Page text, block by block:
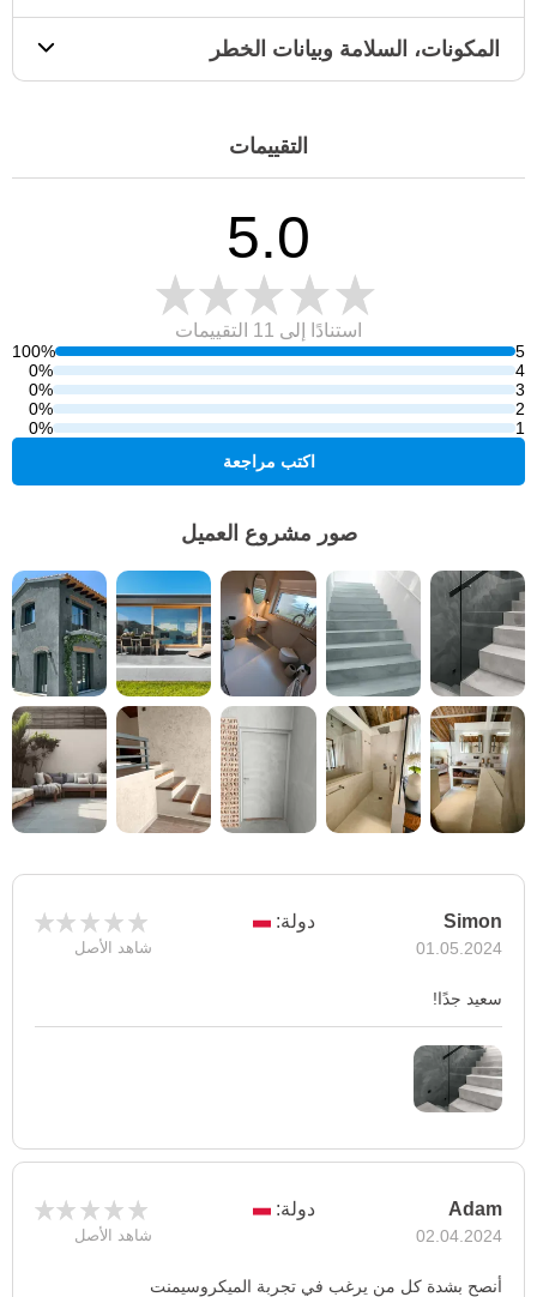
المكونات، السلامة وبيانات الخطر
التقييمات
5
100%
4
0%
3
0%
2
0%
1
0%
5.0
استنادًا إلى 11 التقييمات
اكتب مراجعة
صور مشروع العميل
Simon
01.05.2024
دولة:
شاهد الأصل
سعيد جدًا!
Adam
02.04.2024
دولة:
شاهد الأصل
أنصح بشدة كل من يرغب في تجربة الميكروسيمنت